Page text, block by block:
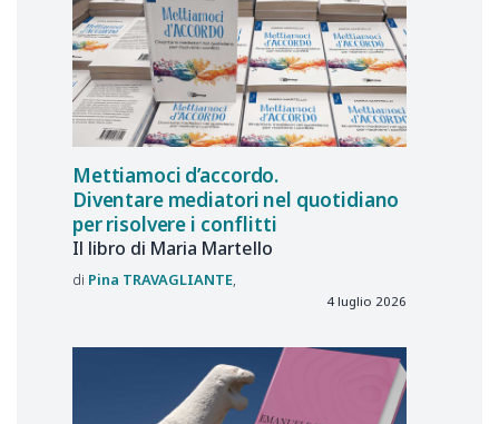
Mettiamoci d’accordo.
Diventare mediatori nel quotidiano
per risolvere i conflitti
Il libro di Maria Martello
Pina TRAVAGLIANTE
4 luglio 2026